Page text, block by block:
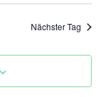
Nächster Tag